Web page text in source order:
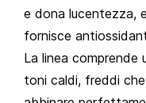
e dona lucentezza,
fornisce
La linea comprende
toni caldi, freddi